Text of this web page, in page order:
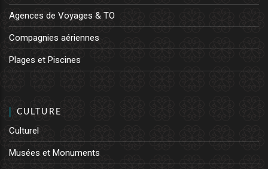
Agences de Voyages & TO
Compagnies aériennes
Plages et Piscines
CULTURE
Culturel
Musées et Monuments